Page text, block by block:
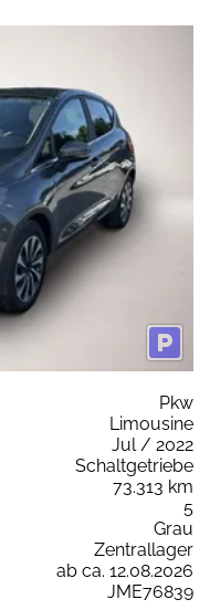
Pkw
Limousine
Jul / 2022
Schaltgetriebe
73.313 km
5
Grau
Zentrallager
ab ca. 12.08.2026
JME76839